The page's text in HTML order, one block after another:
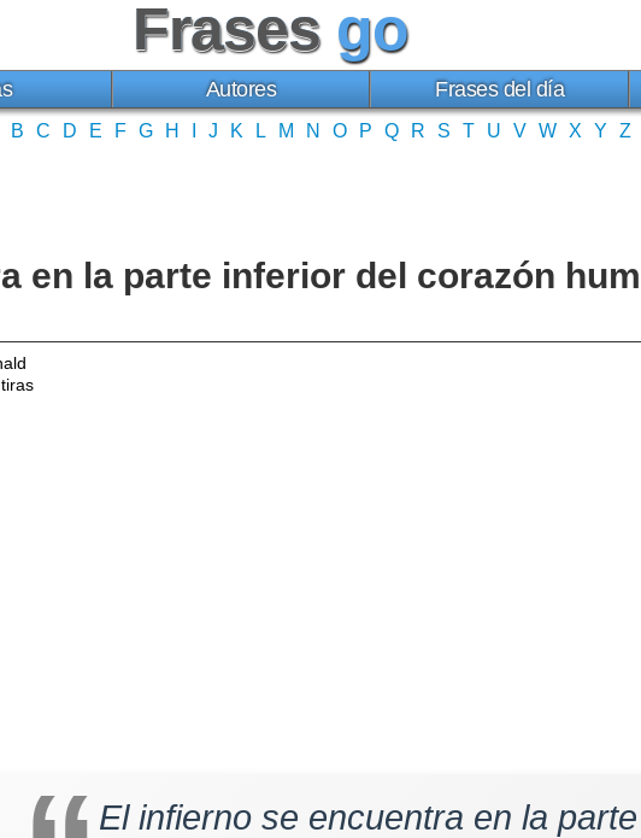
Frases go
Autores Frases del día
B C D E F G H J K L M N O P Q R S T U V W X Y Z
en la parte inferior del corazón
El infierno se encuentra en la